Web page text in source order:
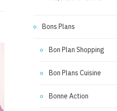
Bons Plans
Bon Plan Shopping
Bon Plans Cuisine
Bonne Action